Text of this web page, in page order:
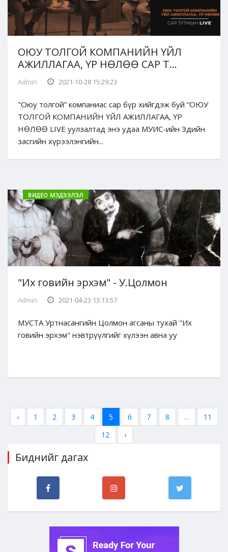
ОЮУ ТОЛГОЙ КОМПАНИЙН ҮЙЛ
АЖИЛЛАГАА, ҮР НӨЛӨӨ САР Т...
Admin 2021-10-28 15:29:23
"Оюу толгой” компаниас сар бүр хийгдэж буй “ОЮУ
ТОЛГОЙ КОМПАНИЙН ҮЙЛ АЖИЛЛАГАА, ҮР
НӨЛӨӨ LIVE уулзалтад энэ удаа МУИС-ийн Эдийн
засгийн хүрээлэнгийн...
ВИДЕО МЭДЭЭЛЭЛ
"Их говийн эрхэм" - У.Цолмон
Admin 2021-04-23 13:13:57
МУСТА Уртнасангийн Цолмон агсаны тухай "Их
говийн эрхэм" нэвтрүүлгийг хүлээн авна уу
‹ 1 2 3 4 5 6 7 8 ...
11
12
›
Биднийг дагах